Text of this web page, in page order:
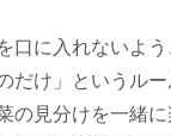
口に入れないよ
だけ」というル
の見分けを一緒